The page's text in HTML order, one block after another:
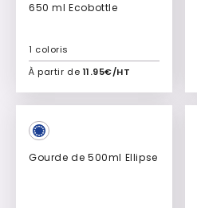
650 ml Ecobottle
À partir de 11.95€/HT
1 coloris
Ajouter à mon devis
Gourde de 500ml Ellipse